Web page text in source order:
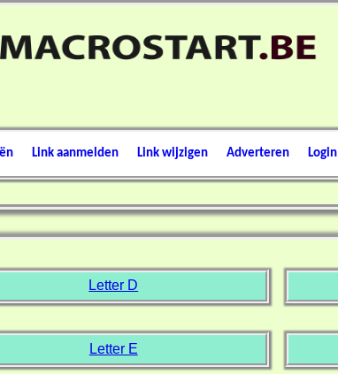
Link aanmelden Link wijzigen Adverteren Login
Letter D
Letter E